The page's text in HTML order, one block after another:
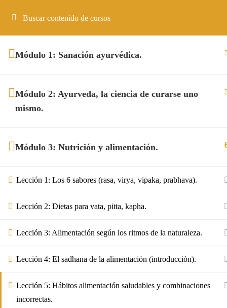
Tienes alguna pregunta? (52) 99 99 49 52 20
Módulo 1: Sanación ayurvédica.
Módulo 2: Ayurveda, la ciencia de curarse uno
mismo.
Módulo 3: Nutrición y alimentación.
Lección 1: Los 6 sabores (rasa, virya, vipaka, prabhava).
Lección 2: Dietas para vata, pitta, kapha.
Lección 3: Alimentación según los ritmos de la naturaleza.
Lección 4: El sadhana de la alimentación (introducción).
Lección 5: Hábitos alimentación saludables y combinaciones
incorrectas.
¿Estás listo para comenzar tu
Facebook-f Instagram